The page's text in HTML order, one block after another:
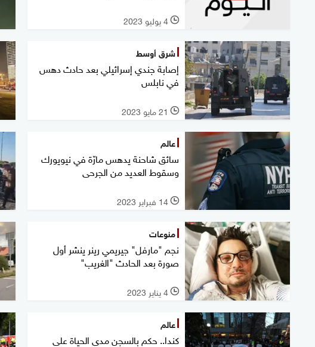
l 4 يوليو 2023
شرق أوسط
إصابة جندي إسرائيلي بعد حادث دهس
في نابلس
l 21 مايو 2023
عالم
سائق شاحنة يدهس مارّة في نيويورك
وسقوط العديد من الجرحى
l 14 فبراير 2023
منوعات
نجم "مارفل" جيريمي رينر ينشر أول
صورة بعد الحادث "الغريب"
l 4 يناير 2023
عالم
كندا.. حكم بالسجن مدى الحياة على